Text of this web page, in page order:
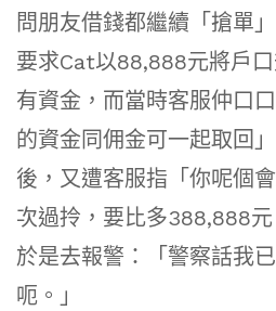
問朋友借錢都繼續「搶單
要求Cat以88,888元將戶
有資金，而當時客服仲口
的資金同佣金可一起取回
後，又遭客服指「你呢個
次過拎，要比多388,888元
於是去報警：「警察話我
呃。」